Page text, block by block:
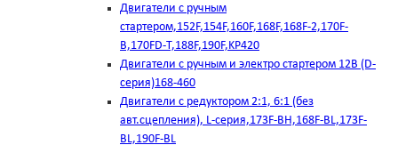
Двигатели с ручным
стартером,152F,154F,160F,168F,168F-2,170F-
B,170FD-T,188F,190F,KP420
Двигатели с ручным и электро стартером 12В (D-
серия)168-460
Двигатели с редуктором 2:1, 6:1 (без
авт.сцепления), L-серия,173F-BH,168F-BL,173F-
BL,190F-BL